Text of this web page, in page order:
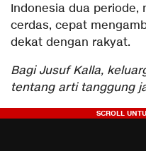
Indonesia dua periode,
cerdas, cepat
dekat dengan rakyat.
Bagi Jusuf Kalla,
tentang arti tanggung